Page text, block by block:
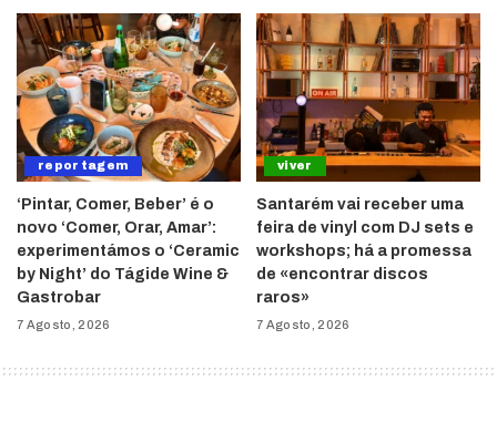
reportagem
‘Pintar, Comer, Beber’ é o
novo ‘Comer, Orar, Amar’:
experimentámos o ‘Ceramic
by Night’ do Tágide Wine &
Gastrobar
7 Agosto, 2026
viver
Santarém vai receber uma
feira de vinyl com DJ sets e
workshops; há a promessa
de «encontrar discos
raros»
7 Agosto, 2026